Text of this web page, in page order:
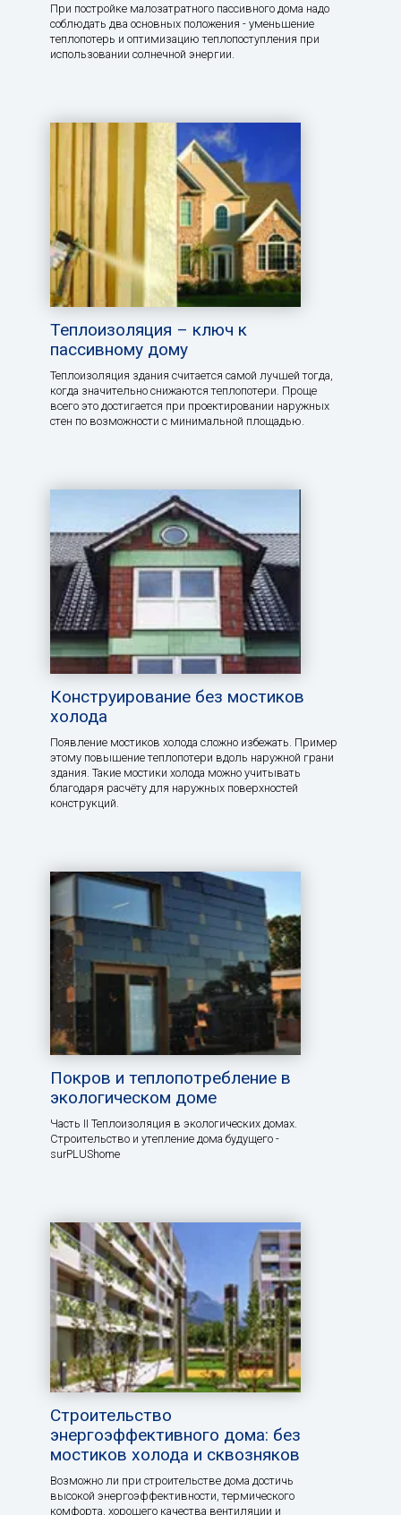
При постройке малозатратного пассивного дома надо
соблюдать два основных положения - уменьшение
теплопотерь и оптимизацию теплопоступления при
использовании солнечной энергии.
Теплоизоляция – ключ к
пассивному дому
Теплоизоляция здания считается самой лучшей тогда,
когда значительно снижаются теплопотери. Проще
всего это достигается при проектировании наружных
стен по возможности с минимальной площадью.
Конструирование без мостиков
холода
Появление мостиков холода сложно избежать. Пример
этому повышение теплопотери вдоль наружной грани
здания. Такие мостики холода можно учитывать
благодаря расчёту для наружных поверхностей
конструкций.
Покров и теплопотребление в
экологическом доме
Часть II Теплоизоляция в экологических домах.
Строительство и утепление дома будущего -
surPLUShome
Строительство
энергоэффективного дома: без
мостиков холода и сквозняков
Возможно ли при строительстве дома достичь
высокой энергоэффективности, термического
комфорта, хорошего качества вентиляции и